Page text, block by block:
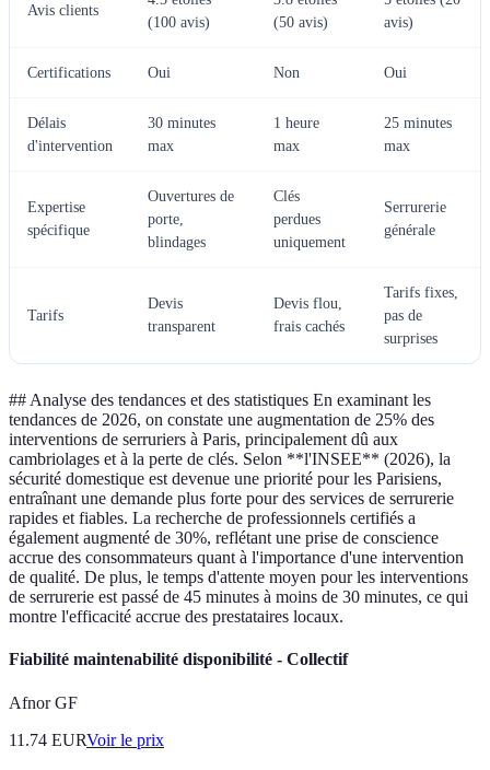
Avis clients
(100 avis)
(50 avis)
avis)
Certifications Oui Non Oui
Délais
d'intervention
30 minutes
max
1 heure
max
25 minutes
max
Expertise
spécifique
Ouvertures de
porte,
blindages
Clés
perdues
uniquement
Serrurerie
générale
Tarifs
Devis
transparent
Devis flou,
frais cachés
Tarifs fixes,
pas de
surprises
## Analyse des tendances et des statistiques En examinant les
tendances de 2026, on constate une augmentation de 25% des
interventions de serruriers à Paris, principalement dû aux
cambriolages et à la perte de clés. Selon **l'INSEE** (2026), la
sécurité domestique est devenue une priorité pour les Parisiens,
entraînant une demande plus forte pour des services de serrurerie
rapides et fiables. La recherche de professionnels certifiés a
également augmenté de 30%, reflétant une prise de conscience
accrue des consommateurs quant à l'importance d'une intervention
de qualité. De plus, le temps d'attente moyen pour les interventions
de serrurerie est passé de 45 minutes à moins de 30 minutes, ce qui
montre l'efficacité accrue des prestataires locaux.
Fiabilité maintenabilité disponibilité - Collectif
Afnor GF
11.74 EURVoir le prix